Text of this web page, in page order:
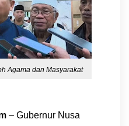
Agama dan Masyarakat
– Gubernur Nusa